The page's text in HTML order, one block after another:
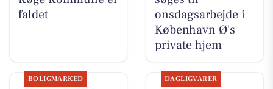
faldet
onsdagsarbejde i
København Ø's
private hjem
BOLIGMARKED DAGLIGVARER